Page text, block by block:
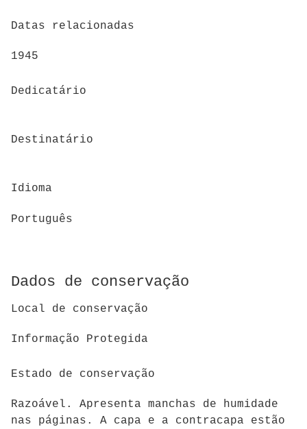
Datas relacionadas
1945
Dedicatário
Destinatário
Idioma
Português
Dados de conservação
Local de conservação
Informação Protegida
Estado de conservação
Razoável. Apresenta manchas de humidade
nas páginas. A capa e a contracapa estão